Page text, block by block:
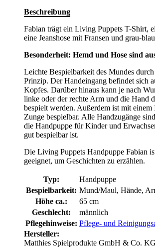
Beschreibung
Fabian trägt ein Living Puppets T-Shirt,
eine Jeanshose mit Fransen und grau-
Besonderheit: Hemd und Hose sind
Leichte Bespielbarkeit des Mundes
Prinzip. Der Handeingang befindet sich
Kopfes. Darüber hinaus kann je nach
linke oder der rechte Arm und die Hand
bespielt werden. Außerdem ist mit einem
Zunge bespielbar. Alle Handzugänge
die Handpuppe für Kinder und
gut bespielbar ist.
Die Living Puppets Handpuppe Fabian
geeignet, um Geschichten zu erzählen.
Typ:
Handpuppe
Bespielbarkeit: Mund/Maul, Hände,
Höhe ca.:
65 cm
Geschlecht:
männlich
Pflegehinweise: Pflege- und
Hersteller:
Matthies Spielprodukte GmbH & Co. KG